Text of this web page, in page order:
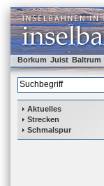
Borkum Juist Baltrum
Aktuelles
Strecken
Schmalspur